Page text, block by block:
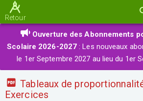
Retour
Ouverture des Abonnements
Scolaire 2026-2027 : Les nouveaux
le 1er Septembre 2027 au lieu du 1er
Tableaux de
Exercices